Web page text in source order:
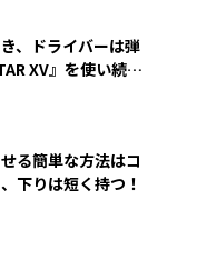
、ドライバーは弾
XV』を使い続け
る簡単な方法はコ
下りは短く持つ！